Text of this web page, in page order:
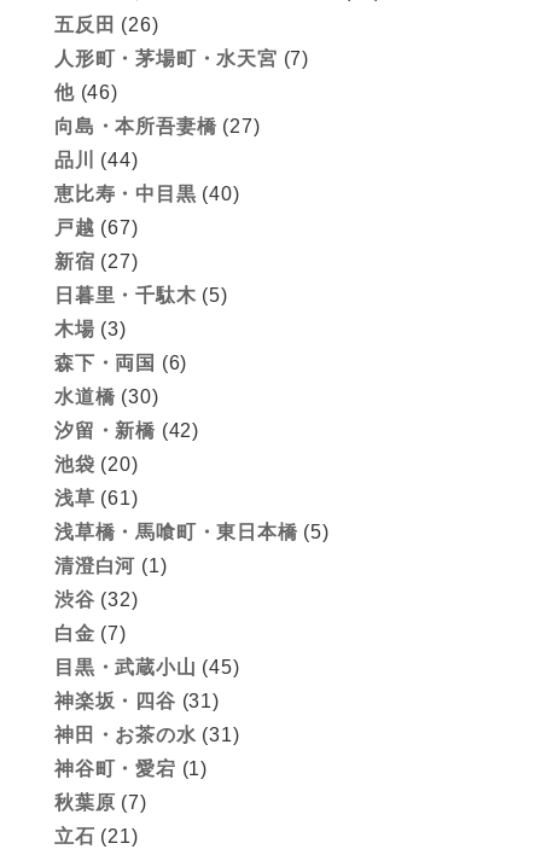
五反田 (26)
人形町・茅場町・水天宮 (7)
他(46)
向島・本所吾妻橋 (27)
品川
(44)
恵比寿・中目黒 (40)
戸越 (67)
新宿 (27)
日暮里・千駄木 (5)
木場 (3)
森下・両国 (6)
水道橋 (30)
汐留・新橋 (42)
池袋 (20)
浅草 (61)
浅草橋・馬喰町・東日本橋 (5)
清澄白河 (1)
渋谷 (32)
白金 (7)
目黒・武蔵小山 (45)
神楽坂・四谷 (31)
神田・お茶の水 (31)
神谷町・愛宕 (1)
秋葉原 (7)
立石 (21)